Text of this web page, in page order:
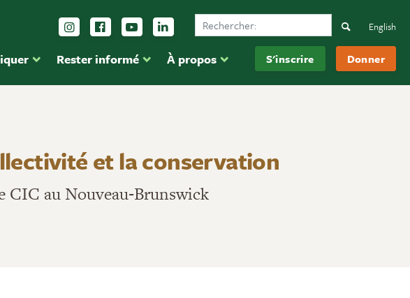
Rester informé À propos S'inscrire Donner
Suivez-nous sur Instagram
Suivez-nous sur Facebook
Inscrivez-vous sur YouTube
Suivez-nous sur LinkedIn
Search Ducks Unlimited CanadaSearch
English
et la conservation
CIC au Nouveau‑Brunswick